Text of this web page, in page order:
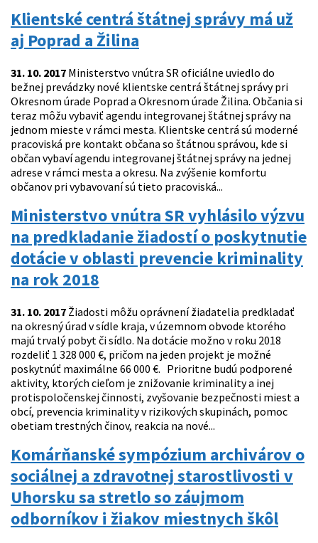
Klientské centrá štátnej správy má už
aj Poprad a Žilina
31. 10. 2017 Ministerstvo vnútra SR oficiálne uviedlo do
bežnej prevádzky nové klientske centrá štátnej správy pri
Okresnom úrade Poprad a Okresnom úrade Žilina. Občania si
teraz môžu vybaviť agendu integrovanej štátnej správy na
jednom mieste v rámci mesta. Klientske centrá sú moderné
pracoviská pre kontakt občana so štátnou správou, kde si
občan vybaví agendu integrovanej štátnej správy na jednej
adrese v rámci mesta a okresu. Na zvýšenie komfortu
občanov pri vybavovaní sú tieto pracoviská...
Ministerstvo vnútra SR vyhlásilo výzvu
na predkladanie žiadostí o poskytnutie
dotácie v oblasti prevencie kriminality
na rok 2018
31. 10. 2017 Žiadosti môžu oprávnení žiadatelia predkladať
na okresný úrad v sídle kraja, v územnom obvode ktorého
majú trvalý pobyt či sídlo. Na dotácie možno v roku 2018
rozdeliť 1 328 000 €, pričom na jeden projekt je možné
poskytnúť maximálne 66 000 €. Prioritne budú podporené
aktivity, ktorých cieľom je znižovanie kriminality a inej
protispoločenskej činnosti, zvyšovanie bezpečnosti miest a
obcí, prevencia kriminality v rizikových skupinách, pomoc
obetiam trestných činov, reakcia na nové...
Komárňanské sympózium archivárov o
sociálnej a zdravotnej starostlivosti v
Uhorsku sa stretlo so záujmom
odborníkov i žiakov miestnych škôl